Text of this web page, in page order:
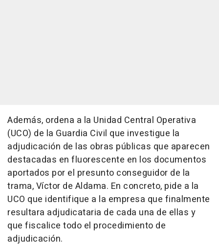
Además, ordena a la Unidad Central Operativa
(UCO) de la Guardia Civil que investigue la
adjudicación de las obras públicas que aparecen
destacadas en fluorescente en los documentos
aportados por el presunto conseguidor de la
trama, Víctor de Aldama. En concreto, pide a la
UCO que identifique a la empresa que finalmente
resultara adjudicataria de cada una de ellas y
que fiscalice todo el procedimiento de
adjudicación.